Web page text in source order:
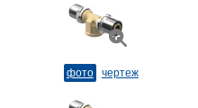
фото чертеж